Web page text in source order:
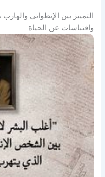
التمييز بين الإنطوائي
واقتباسات عن الحياة